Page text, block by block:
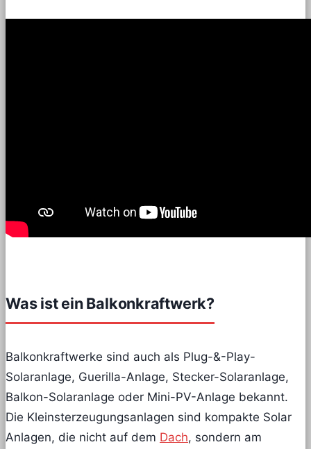
Was ist ein Balkonkraftwerk?
Balkonkraftwerke sind auch als Plug-&-Play-
Solaranlage, Guerilla-Anlage, Stecker-Solaranlage,
Balkon-Solaranlage oder Mini-PV-Anlage bekannt.
Die Kleinsterzeugungsanlagen sind kompakte Solar
Anlagen, die nicht auf dem Dach, sondern am